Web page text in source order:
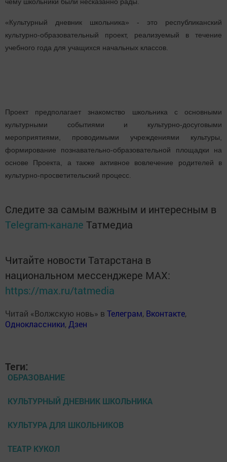
«Культурный дневник школьника» - это республиканский
культурно-образовательный проект, реализуемый в течение
учебного года для учащихся начальных классов.
Проект предполагает знакомство школьника с основными
культурными событиями и культурно-досуговыми
мероприятиями, проводимыми учреждениями культуры,
формирование познавательно-образовательной площадки на
основе Проекта, а также активное вовлечение родителей в
культурно-просветительский процесс.
Следите за самым важным и интересным в
Telegram-канале Татмедиа
Читайте новости Татарстана в
национальном мессенджере MАХ:
https://max.ru/tatmedia
Читай «Волжскую новь» в Телеграм, Вконтакте,
Одноклассники, Дзен
Теги:
ОБРАЗОВАНИЕ
КУЛЬТУРНЫЙ ДНЕВНИК ШКОЛЬНИКА
КУЛЬТУРА ДЛЯ ШКОЛЬНИКОВ
ТЕАТР КУКОЛ